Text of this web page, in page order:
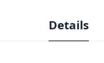
Details